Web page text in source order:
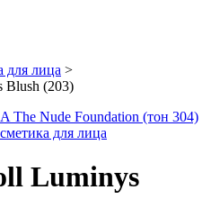
для лица >
Blush (203)
The Nude Foundation (тон 304)
для лица
Luminys